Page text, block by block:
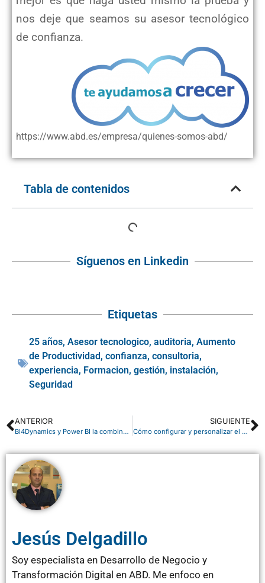
nos deje que seamos su asesor tecnológico
de confianza.
https://www.abd.es/empresa/quienes-somos-abd/
Tabla de contenidos
Síguenos en Linkedin
Etiquetas
25 años, Asesor tecnologico, auditoria, Aumento
de Productividad, confianza, consultoria,
experiencia, Formacion, gestión, instalación,
Seguridad
ANTERIOR
BI4Dynamics y Power BI la combinación perfecta
SIGUIENTE
Cómo configurar y personalizar el portal de Office 365
Jesús Delgadillo
Soy especialista en Desarrollo de Negocio y
Transformación Digital en ABD. Me enfoco en